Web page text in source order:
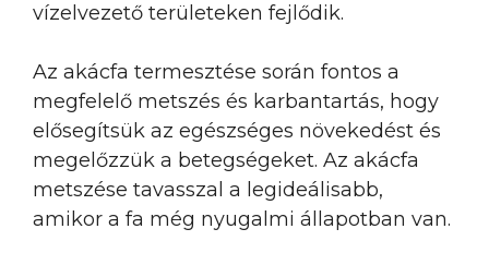
vízelvezető területeken fejlődik.
Az akácfa termesztése során fontos a
megfelelő metszés és karbantartás, hogy
elősegítsük az egészséges növekedést és
megelőzzük a betegségeket. Az akácfa
metszése tavasszal a legideálisabb,
amikor a fa még nyugalmi állapotban van.